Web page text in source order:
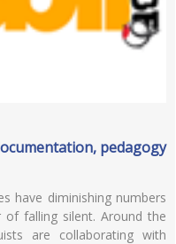
pedagogy
have diminishing numbers
falling silent. Around the
are collaborating with